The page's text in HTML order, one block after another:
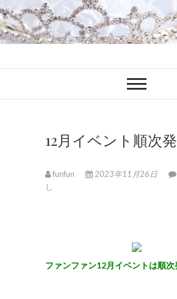
ファンブロ
12月イベント順次
funfun 2023年11月26日
し
ファンファン12月イベントは順次